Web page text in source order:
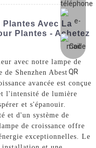
Avec La
Plantes - Achetez
avec notre lampe de
Shenzhen Abest
avancée est conçue
l'intensité de lumière
et s'épanouir.
et d'un système de
de croissance offre
exceptionnelles. Le